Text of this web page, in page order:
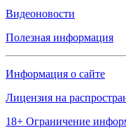
Видеоновости
Полезная информация
Информация о сайте
Лицензия на
18+ Ограничение